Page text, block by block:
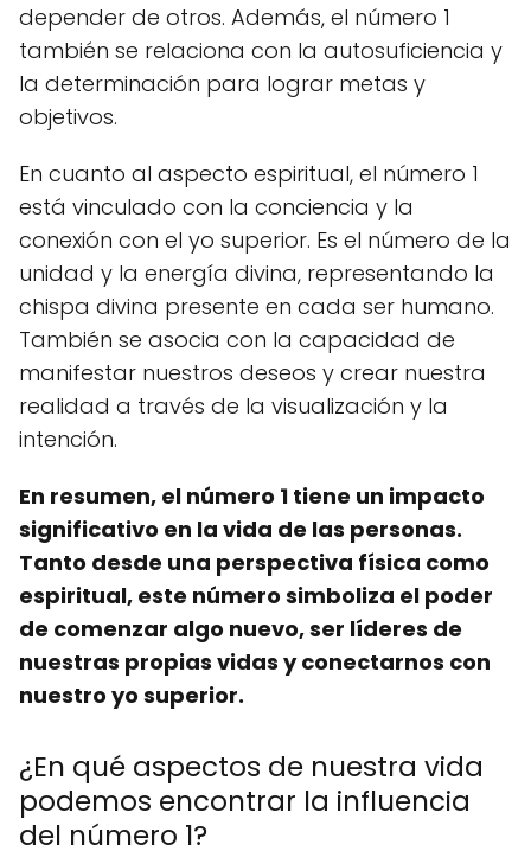
depender de otros. Además, el número 1
también se relaciona con la autosuficiencia y
la determinación para lograr metas y
objetivos.
En cuanto al aspecto espiritual, el número 1
está vinculado con la conciencia y la
conexión con el yo superior. Es el número de la
unidad y la energía divina, representando la
chispa divina presente en cada ser humano.
También se asocia con la capacidad de
manifestar nuestros deseos y crear nuestra
realidad a través de la visualización y la
intención.
En resumen, el número 1 tiene un impacto
significativo en la vida de las personas.
Tanto desde una perspectiva física como
espiritual, este número simboliza el poder
de comenzar algo nuevo, ser líderes de
nuestras propias vidas y conectarnos con
nuestro yo superior.
¿En qué aspectos de nuestra vida
podemos encontrar la influencia
del número 1?